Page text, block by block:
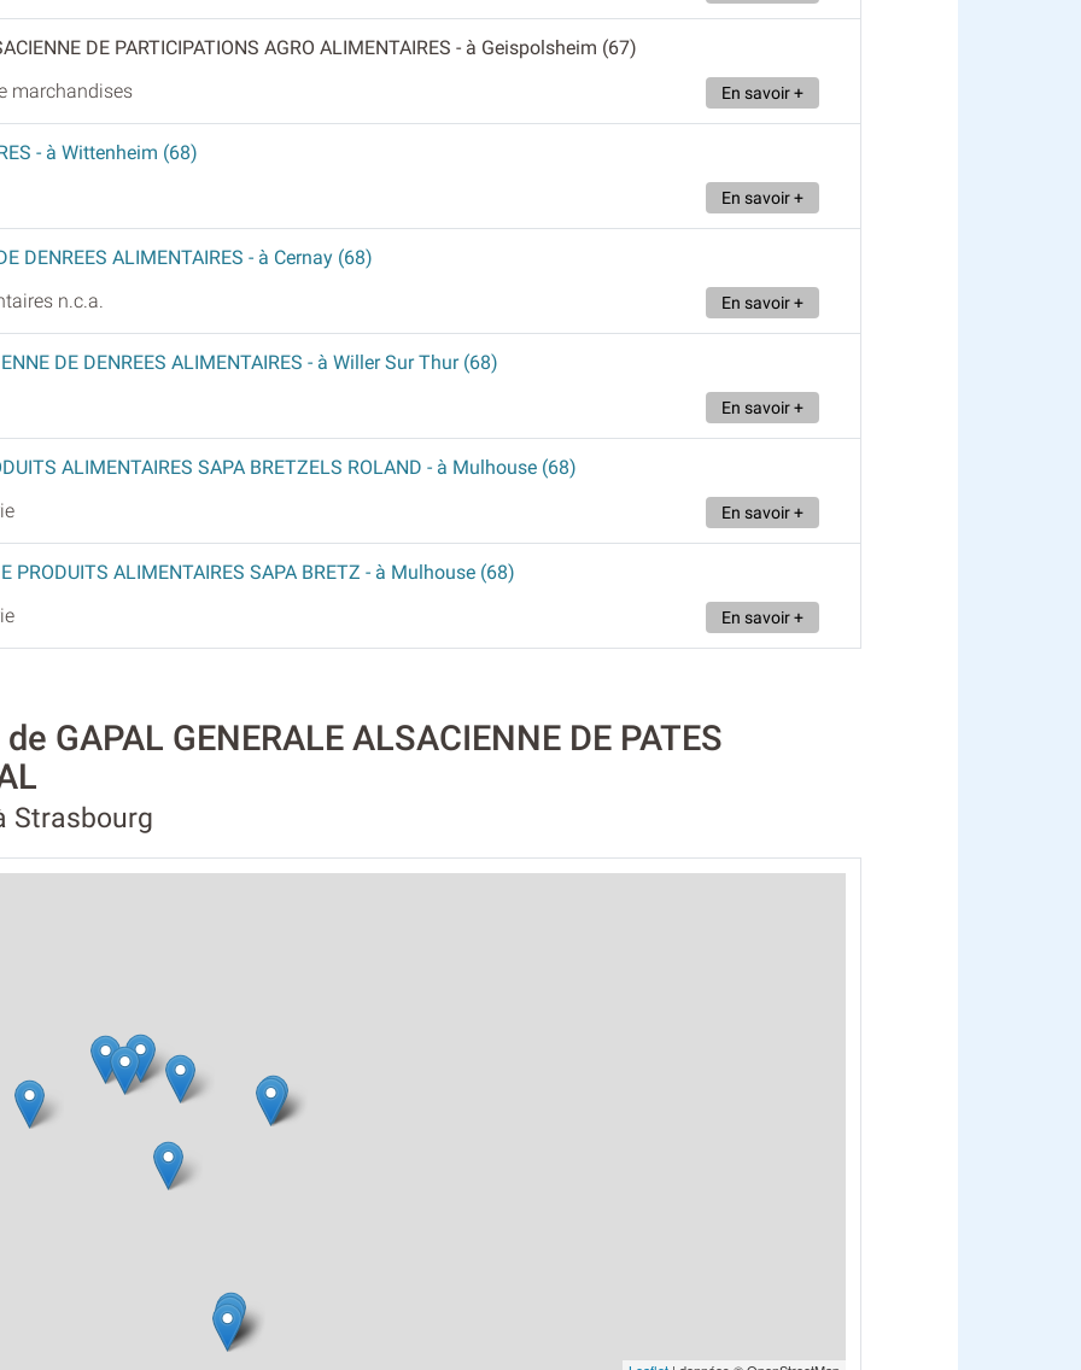
DE PARTICIPATIONS AGRO ALIMENTAIRES - à Geispolsheim (67)
marchandises
En savoir +
- à Wittenheim (68)
En savoir +
DENREES ALIMENTAIRES - à Cernay (68)
n.c.a.
En savoir +
DE DENREES ALIMENTAIRES - à Willer Sur Thur (68)
En savoir +
ALIMENTAIRES SAPA BRETZELS ROLAND - à Mulhouse (68)
En savoir +
PRODUITS ALIMENTAIRES SAPA BRETZ - à Mulhouse (68)
En savoir +
GAPAL GENERALE ALSACIENNE DE PATES
Strasbourg